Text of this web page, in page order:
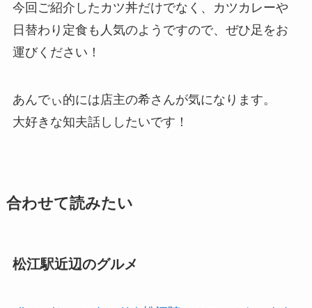
今回ご紹介したカツ丼だけでなく、カツカレーや
日替わり定食も人気のようですので、ぜひ足をお
運びください！
あんでぃ的には店主の希さんが気になります。
大好きな知夫話ししたいです！
合わせて読みたい
松江駅近辺のグルメ